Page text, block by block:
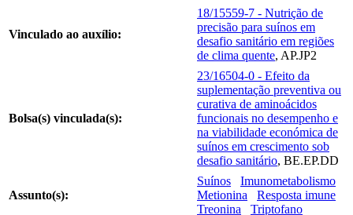
Vinculado ao auxílio:
18/15559-7 - Nutrição de
precisão para suínos em
desafio sanitário em regiões
de clima quente, AP.JP2
Bolsa(s) vinculada(s):
23/16504-0 - Efeito da
suplementação preventiva ou
curativa de aminoácidos
funcionais no desempenho e
na viabilidade económica de
suínos em crescimento sob
desafio sanitário, BE.EP.DD
Assunto(s):
Suínos
Imunometabolismo
Metionina
Resposta imune
Treonina
Triptofano